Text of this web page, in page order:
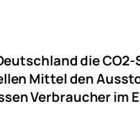
die
Mittel den
Verbraucher im